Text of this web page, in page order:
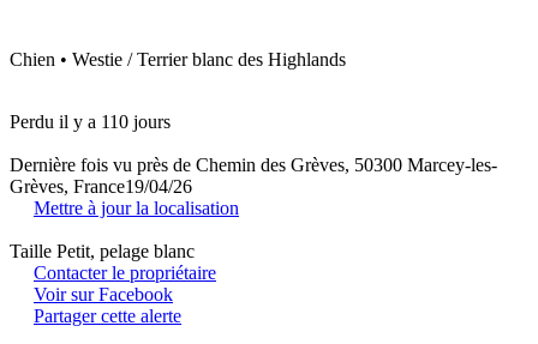
Chien • Westie / Terrier blanc des Highlands
Perdu il y a 110 jours
Dernière fois vu près de Chemin des Grèves, 50300 Marcey-les-
Grèves, France19/04/26
Mettre à jour la localisation
Taille Petit, pelage blanc
Contacter le propriétaire
Voir sur Facebook
Partager cette alerte